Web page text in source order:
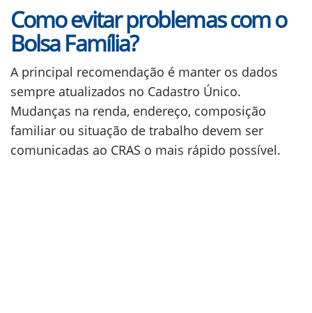
Como evitar problemas com o
Bolsa Família?
A principal recomendação é manter os dados
sempre atualizados no Cadastro Único.
Mudanças na renda, endereço, composição
familiar ou situação de trabalho devem ser
comunicadas ao CRAS o mais rápido possível.